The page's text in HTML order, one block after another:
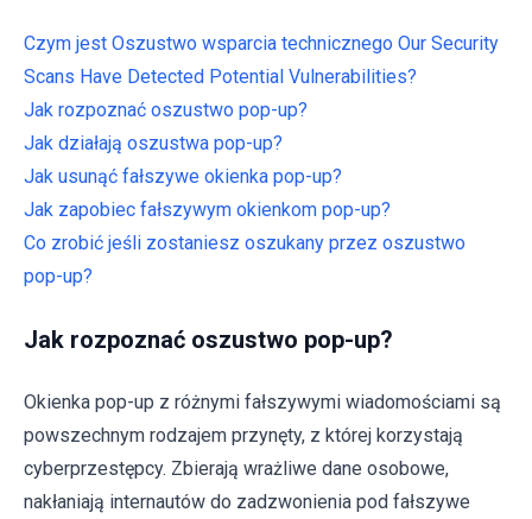
Czym jest Oszustwo wsparcia technicznego Our Security
Scans Have Detected Potential Vulnerabilities?
Jak rozpoznać oszustwo pop-up?
Jak działają oszustwa pop-up?
Jak usunąć fałszywe okienka pop-up?
Jak zapobiec fałszywym okienkom pop-up?
Co zrobić jeśli zostaniesz oszukany przez oszustwo
pop-up?
Jak rozpoznać oszustwo pop-up?
Okienka pop-up z różnymi fałszywymi wiadomościami są
powszechnym rodzajem przynęty, z której korzystają
cyberprzestępcy. Zbierają wrażliwe dane osobowe,
nakłaniają internautów do zadzwonienia pod fałszywe